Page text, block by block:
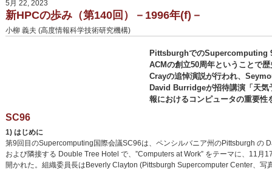
5月 22, 2023
新HPCの歩み（第140回）－1996年(f)－
小柳 義夫 (高度情報科学技術研究機構)
PittsburghでのSupercomputing
ACMの創立50周年ということで
Crayの追悼演説が行われ、
David Burridgeが招待講演「天気
報におけるコンピュータの重要性
SC96
1) はじめに
第9回目のSupercomputing国際会議SC96は、ペンシルバニア州のPittsburgh の
および隣接する Double Tree Hotel で、”Computers at Work” をテーマに、11月
開かれた。組織委員長はBeverly Clayton (Pittsburgh Supercomputer Center、写